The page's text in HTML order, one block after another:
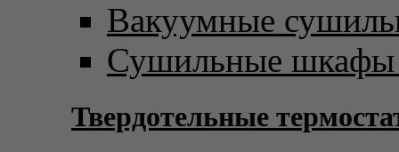
Вакуумные
Сушильные шкафы
Твердотельные